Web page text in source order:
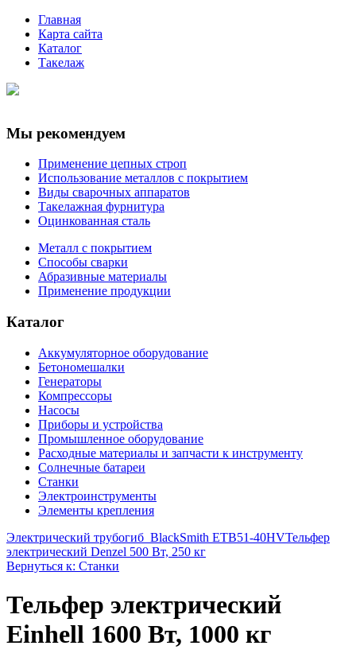
Главная
Карта сайта
Каталог
Такелаж
Мы рекомендуем
Применение цепных строп
Использование металлов с покрытием
Виды сварочных аппаратов
Такелажная фурнитура
Оцинкованная сталь
Металл с покрытием
Способы сварки
Абразивные материалы
Применение продукции
Каталог
Аккумуляторное оборудование
Бетономешалки
Генераторы
Компрессоры
Насосы
Приборы и устройства
Промышленное оборудование
Расходные материалы и запчасти к инструменту
Солнечные батареи
Станки
Электроинструменты
Элементы крепления
Электрический трубогиб_BlackSmith ETB51-40HVТельфер
электрический Denzel 500 Вт, 250 кг
Вернуться к: Станки
Тельфер электрический
Einhell 1600 Вт, 1000 кг